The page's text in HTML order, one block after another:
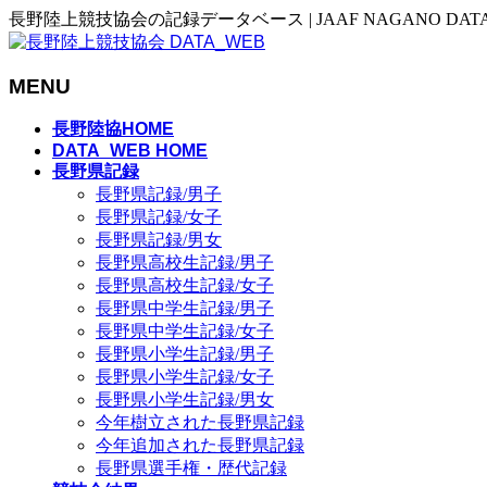
長野陸上競技協会の記録データベース | JAAF NAGANO
MENU
長野陸協HOME
DATA_WEB HOME
長野県記録
長野県記録/男子
長野県記録/女子
長野県記録/男女
長野県高校生記録/男子
長野県高校生記録/女子
長野県中学生記録/男子
長野県中学生記録/女子
長野県小学生記録/男子
長野県小学生記録/女子
長野県小学生記録/男女
今年樹立された長野県記録
今年追加された長野県記録
長野県選手権・歴代記録